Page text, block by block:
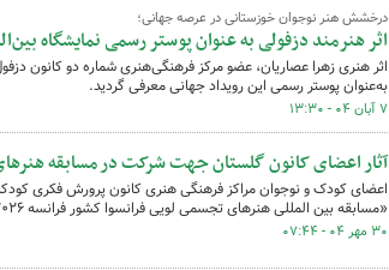
درخشش هنر نوجوان خوزستانی در عرصه جهانی؛
اثر هنرمند دزفولی به عنوان پوستر رسمی نمایشگاه
به‌عنوان پوستر رسمی این رویداد جهانی معرفی گردید.
۷ آبان ۰۴ - ۱۳:۳۰
آثار اعضای کانون گلستان جهت شرکت در مسابقه هنرهای
اعضای کودک و نوجوان مراکز فرهنگی هنری کانون پرورش فکری
«مسابقه بین المللی هنرهای تجسمی لویی فرانسوا کشور فرانسه ۲۰۲۶ »شرکت کردند.
۳۰ مهر ۰۴ - ۰۷:۴۴